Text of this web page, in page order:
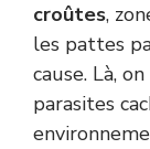
croûtes,
les pattes
cause. Là,
parasites